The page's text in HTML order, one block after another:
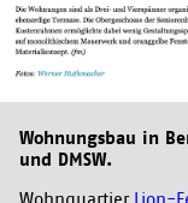
Wohnungsbau in
und DMSW.